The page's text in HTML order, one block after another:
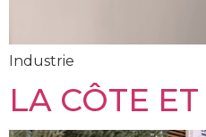
Industrie
LA CÔTE ET